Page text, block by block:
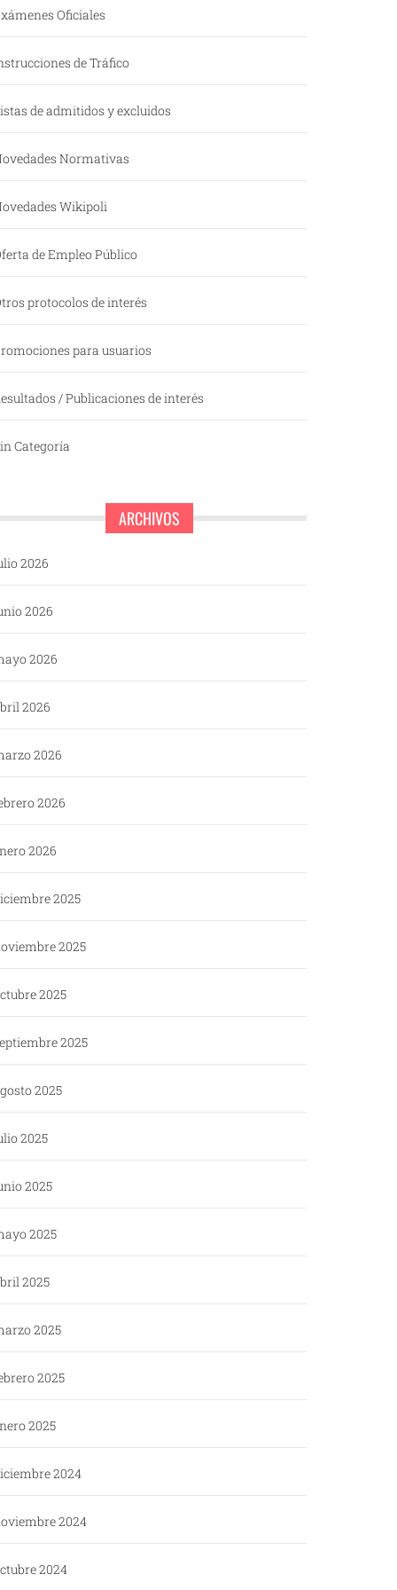
Oficiales
de Tráfico
de admitidos y excluidos
Normativas
Wikipoli
de Empleo Público
protocolos de interés
para usuarios
/ Publicaciones de interés
Categoría
ARCHIVOS
2026
2026
2026
2026
2026
2026
2026
2025
2025
2025
2025
2025
2025
2025
2025
2025
2025
2025
2025
2024
2024
2024